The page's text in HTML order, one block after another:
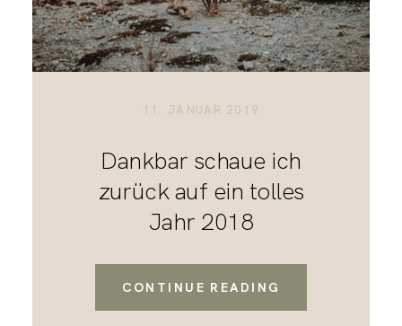
11. JANUAR 2019
Dankbar schaue ich
zurück auf ein tolles
Jahr 2018
CONTINUE READING